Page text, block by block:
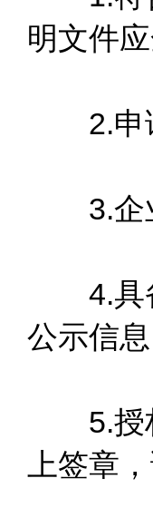
明文件
2.申
3.企业
4.具备
公示信息
5.授权
上签章